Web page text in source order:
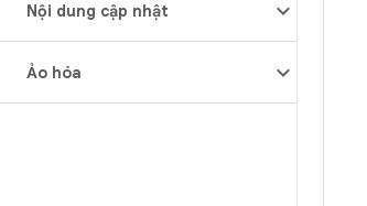
Nội dung cập nhật
Ảo hóa